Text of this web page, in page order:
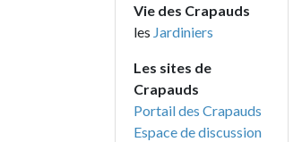
Vie des Crapauds
Jardiniers
Les sites de
Crapauds
Portail des Crapauds
Espace de discussion